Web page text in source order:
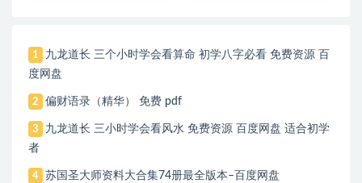
1
九龙道长 三个小时学会看算命 初学八字必看 免费资源 百
度网盘
2 偏财语录（精华） 免费 pdf
3
九龙道长 三小时学会看风水 免费资源 百度网盘 适合初学
者
4 苏国圣大师资料大合集74册最全版本–百度网盘